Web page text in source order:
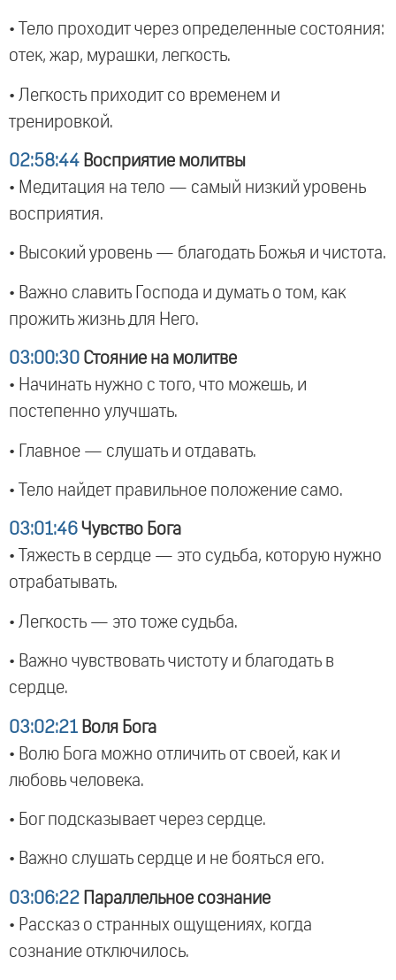
• Тело проходит через определенные состояния:
отек, жар, мурашки, легкость.
• Легкость приходит со временем и
тренировкой.
02:58:44 Восприятие молитвы
• Медитация на тело — самый низкий уровень
восприятия.
• Высокий уровень — благодать Божья и чистота.
• Важно славить Господа и думать о том, как
прожить жизнь для Него.
03:00:30 Стояние на молитве
• Начинать нужно с того, что можешь, и
постепенно улучшать.
• Главное — слушать и отдавать.
• Тело найдет правильное положение само.
03:01:46 Чувство Бога
• Тяжесть в сердце — это судьба, которую нужно
отрабатывать.
• Легкость — это тоже судьба.
• Важно чувствовать чистоту и благодать в
сердце.
03:02:21 Воля Бога
• Волю Бога можно отличить от своей, как и
любовь человека.
• Бог подсказывает через сердце.
• Важно слушать сердце и не бояться его.
03:06:22 Параллельное сознание
• Рассказ о странных ощущениях, когда
сознание отключилось.